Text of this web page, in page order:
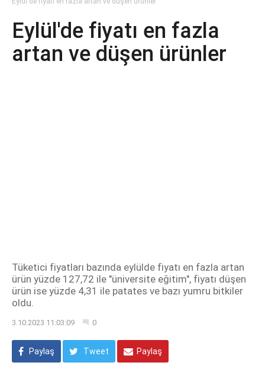
Eylül'de fiyatı en fazla
artan ve düşen ürünler
Tüketici fiyatları bazında eylülde fiyatı en fazla artan
ürün yüzde 127,72 ile "üniversite eğitim", fiyatı düşen
ürün ise yüzde 4,31 ile patates ve bazı yumru bitkiler
oldu.
3.10.2023 11:03:09 0
Paylaş Tweet Paylaş